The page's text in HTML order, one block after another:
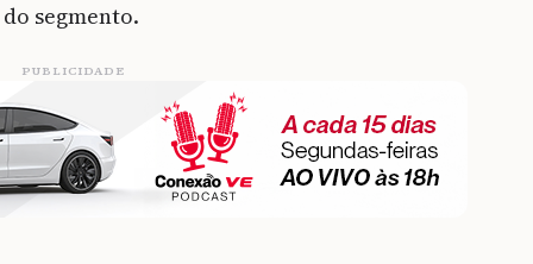
segmento.
PUBLICIDADE